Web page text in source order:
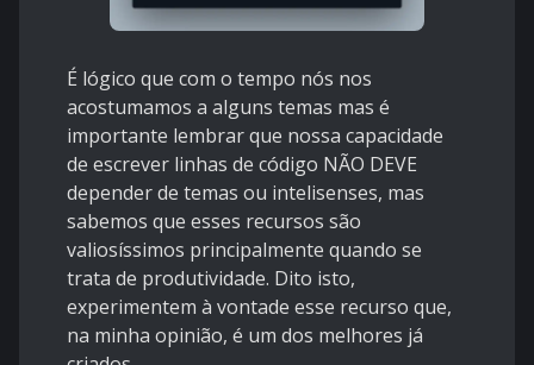
É lógico que com o tempo nós nos
acostumamos a alguns temas mas é
importante lembrar que nossa capacidade
de escrever linhas de código NÃO DEVE
depender de temas ou intelisenses, mas
sabemos que esses recursos são
valiosíssimos principalmente quando se
trata de produtividade. Dito isto,
experimentem à vontade esse recurso que,
na minha opinião, é um dos melhores já